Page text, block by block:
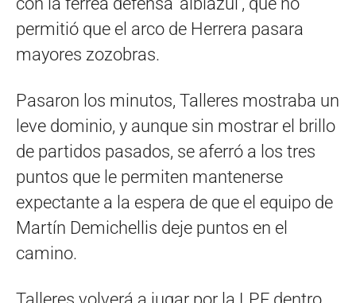
permitió que el arco de Herrera pasara
mayores zozobras.
Pasaron los minutos, Talleres mostraba un
leve dominio, y aunque sin mostrar el brillo
de partidos pasados, se aferró a los tres
puntos que le permiten mantenerse
expectante a la espera de que el equipo de
Martín Demichellis deje puntos en el
camino.